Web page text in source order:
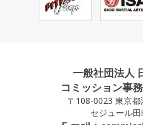
一般社団法人
コミッション事
〒108-0023 東京
セジュール